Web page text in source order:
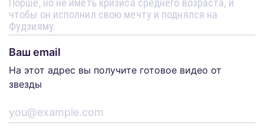
Ваш email
На этот адрес вы получите готовое видео от
звезды